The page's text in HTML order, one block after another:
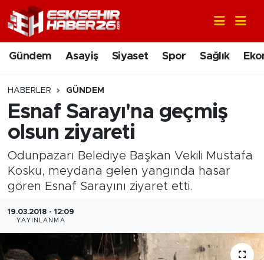
Gündem Asayiş Siyaset Spor Sağlık
HABERLER GÜNDEM
Esnaf Sarayı'na geçmiş
olsun ziyareti
Odunpazarı Belediye Başkan Vekili Mustafa
Kosku, meydana gelen yangında hasar
gören Esnaf Sarayını ziyaret etti.
19.03.2018 - 12:09
YAYINLANMA
Gündem
Asayiş
Siyaset
Spor
Sağlık
Eğitim
Sanat
Nöbetçi Eczaneler
Hava Durumu
Trafik Durumu
Süper Lig Puan Durumu ve Fikstür
Tüm Manşetler
Son Dakika Haberleri
Haber Arşivi